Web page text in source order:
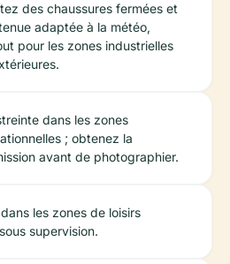
des chaussures fermées et
adaptée à la météo,
pour les zones industrielles
dans les zones
; obtenez la
avant de photographier.
les zones de loisirs
supervision.